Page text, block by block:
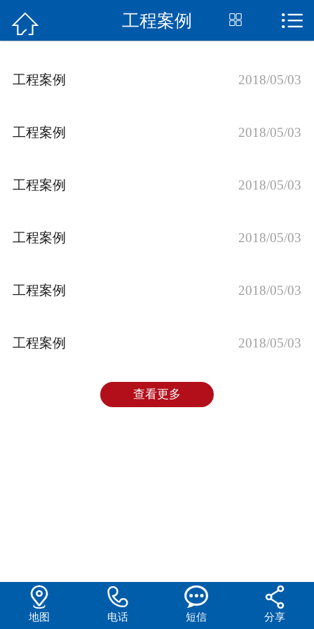
 首页
新闻资讯
行业知识
 工程案例  
工程案例 2018/05/03
工程案例 2018/05/03
工程案例 2018/05/03
工程案例 2018/05/03
工程案例 2018/05/03
工程案例 2018/05/03
查看更多

地图

电话

短信

分享